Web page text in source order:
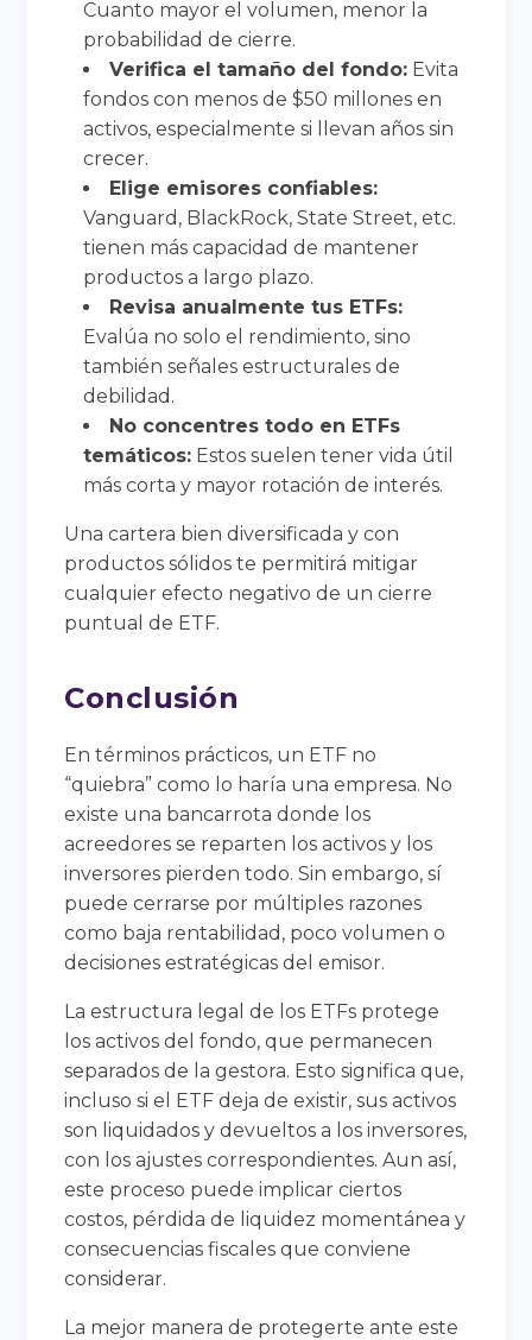
Cuanto mayor el volumen, menor la
probabilidad de cierre.
Verifica el tamaño del fondo: Evita
fondos con menos de $50 millones en
activos, especialmente si llevan años sin
crecer.
Elige emisores confiables:
Vanguard, BlackRock, State Street, etc.
tienen más capacidad de mantener
productos a largo plazo.
Revisa anualmente tus ETFs:
Evalúa no solo el rendimiento, sino
también señales estructurales de
debilidad.
No concentres todo en ETFs
temáticos: Estos suelen tener vida útil
más corta y mayor rotación de interés.
Una cartera bien diversificada y con
productos sólidos te permitirá mitigar
cualquier efecto negativo de un cierre
puntual de ETF.
Conclusión
En términos prácticos, un ETF no
“quiebra” como lo haría una empresa. No
existe una bancarrota donde los
acreedores se reparten los activos y los
inversores pierden todo. Sin embargo, sí
puede cerrarse por múltiples razones
como baja rentabilidad, poco volumen o
decisiones estratégicas del emisor.
La estructura legal de los ETFs protege
los activos del fondo, que permanecen
separados de la gestora. Esto significa que,
incluso si el ETF deja de existir, sus activos
son liquidados y devueltos a los inversores,
con los ajustes correspondientes. Aun así,
este proceso puede implicar ciertos
costos, pérdida de liquidez momentánea y
consecuencias fiscales que conviene
considerar.
La mejor manera de protegerte ante este